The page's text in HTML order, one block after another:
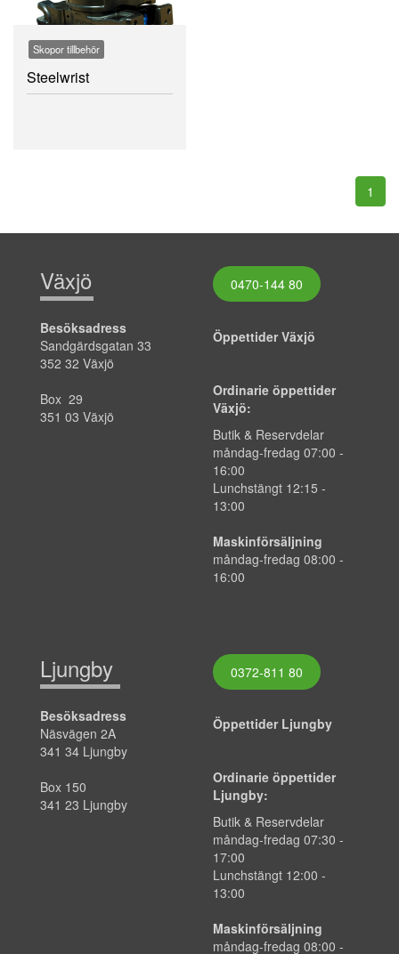
Skopor tillbehör
Steelwrist
1
Växjö
Besöksadress
Sandgärdsgatan 33
352 32 Växjö
Box 29
351 03 Växjö
0470-144 80
Öppettider Växjö
Ordinarie öppettider
Växjö:
Butik & Reservdelar
måndag-fredag 07:00 -
16:00
Lunchstängt 12:15 -
13:00
Maskinförsäljning
måndag-fredag 08:00 -
16:00
Ljungby
Besöksadress
Näsvägen 2A
341 34 Ljungby
Box 150
341 23 Ljungby
0372-811 80
Öppettider Ljungby
Ordinarie öppettider
Ljungby:
Butik & Reservdelar
måndag-fredag 07:30 -
17:00
Lunchstängt 12:00 -
13:00
Maskinförsäljning
måndag-fredag 08:00 -